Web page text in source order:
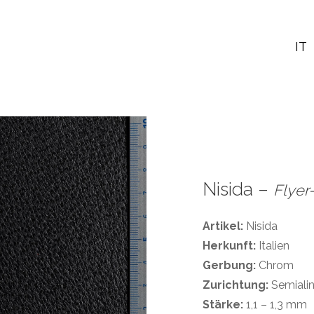
IT
Nisida –
Artikel: Nisida
Herkunft: Italien
Gerbung: Chrom
Zurichtung:
Stärke: 1,1 – 1,3 mm